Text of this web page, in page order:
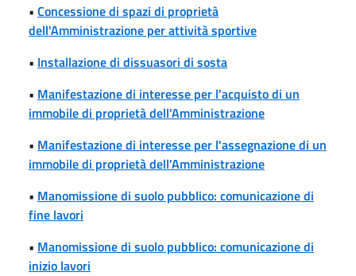
• Concessione di spazi di proprietà
dell'Amministrazione per attività sportive
• Installazione di dissuasori di sosta
• Manifestazione di interesse per l'acquisto di un
immobile di proprietà dell'Amministrazione
• Manifestazione di interesse per l'assegnazione di un
immobile di proprietà dell'Amministrazione
• Manomissione di suolo pubblico: comunicazione di
fine lavori
• Manomissione di suolo pubblico: comunicazione di
inizio lavori